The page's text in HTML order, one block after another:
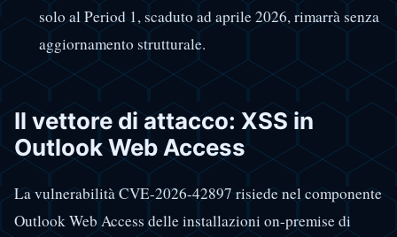
solo al Period 1, scaduto ad aprile 2026, rimarrà senza
aggiornamento strutturale.
Il vettore di attacco: XSS in
Outlook Web Access
La vulnerabilità CVE-2026-42897 risiede nel componente
Outlook Web Access delle installazioni on-premise di